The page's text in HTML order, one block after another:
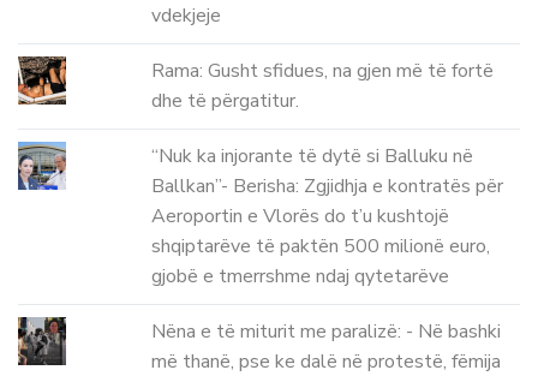
vdekjeje
Rama: Gusht sfidues, na gjen më të fortë
dhe të përgatitur.
“Nuk ka injorante të dytë si Balluku në
Ballkan”- Berisha: Zgjidhja e kontratës për
Aeroportin e Vlorës do t’u kushtojë
shqiptarëve të paktën 500 milionë euro,
gjobë e tmerrshme ndaj qytetarëve
Nëna e të miturit me paralizë: - Në bashki
më thanë, pse ke dalë në protestë, fëmija